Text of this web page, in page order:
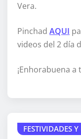
Vera.
Pinchad AQUI
videos del 2 día
¡Enhorabuena a
FESTIVIDADES Y